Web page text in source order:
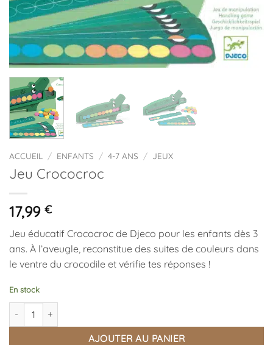
ACCUEIL / ENFANTS / 4-7 ANS / JEUX
Jeu Crococroc
17,99 €
Jeu éducatif Crococroc de Djeco pour les enfants dès 3
ans. À l’aveugle, reconstitue des suites de couleurs dans
le ventre du crocodile et vérifie tes réponses !
En stock
quantité de Jeu Crococroc
AJOUTER AU PANIER